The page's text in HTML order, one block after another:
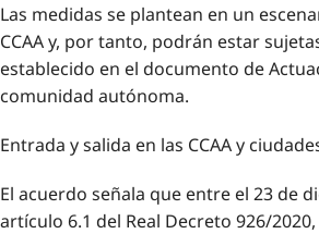
Las medidas se plantean en un
CCAA y, por tanto, podrán estar
establecido en el documento de
comunidad autónoma.
Entrada y salida en las CCAA y
El acuerdo señala que entre el 23 de
artículo 6.1 del Real Decreto 926/